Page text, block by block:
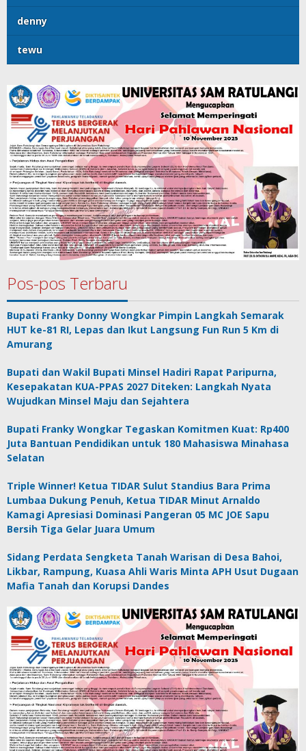
denny
tewu
Pos-pos Terbaru
Bupati Franky Donny Wongkar Pimpin Langkah Semarak
HUT ke-81 RI, Lepas dan Ikut Langsung Fun Run 5 Km di
Amurang
Bupati dan Wakil Bupati Minsel Hadiri Rapat Paripurna,
Kesepakatan KUA-PPAS 2027 Diteken: Langkah Nyata
Wujudkan Minsel Maju dan Sejahtera
Bupati Franky Wongkar Tegaskan Komitmen Kuat: Rp400
Juta Bantuan Pendidikan untuk 180 Mahasiswa Minahasa
Selatan
Triple Winner! Ketua TIDAR Sulut Standius Bara Prima
Lumbaa Dukung Penuh, Ketua TIDAR Minut Arnaldo
Kamagi Apresiasi Dominasi Pangeran 05 MC JOE Sapu
Bersih Tiga Gelar Juara Umum
Sidang Perdata Sengketa Tanah Warisan di Desa Bahoi,
Likbar, Rampung, Kuasa Ahli Waris Minta APH Usut Dugaan
Mafia Tanah dan Korupsi Dandes